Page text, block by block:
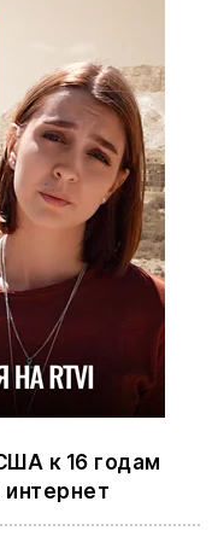
к 16 годам